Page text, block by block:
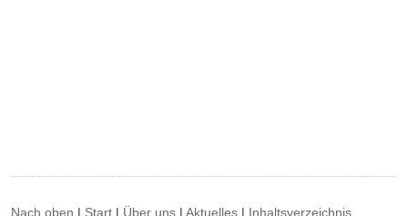
Nach oben | Start | Über uns |Aktuelles | Inhaltsverzeichnis